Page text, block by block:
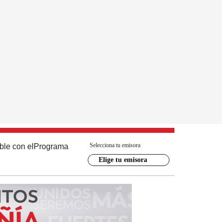
con el Programa Selecciona tu emisora
Elige tu emisora